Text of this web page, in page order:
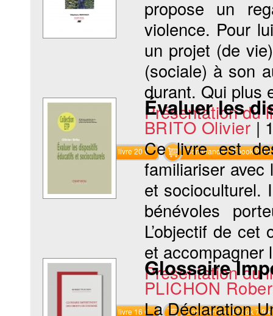
propose un
violence. Pour
un projet (de
(sociale) à son
durant. Qui plus
Présentation du
Commander le livre 20 € Commander l'Ebook 9.9 €
Évaluer les
BRITO Olivier |
Ce livre est
familiariser
et socioculturel.
bénévoles
L’objectif de
et accompagner
Présentation du
Commander le livre 16 € Commander l'Ebook 7.9 €
Glossaire
PLICHON
La Déclaration